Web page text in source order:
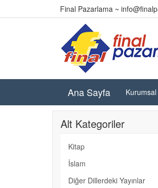
Final Pazarlama ~
Ana Sayfa Kurumsal
Alt Kategoriler
Kitap
İslam
Diğer Dillerdeki Yayınlar